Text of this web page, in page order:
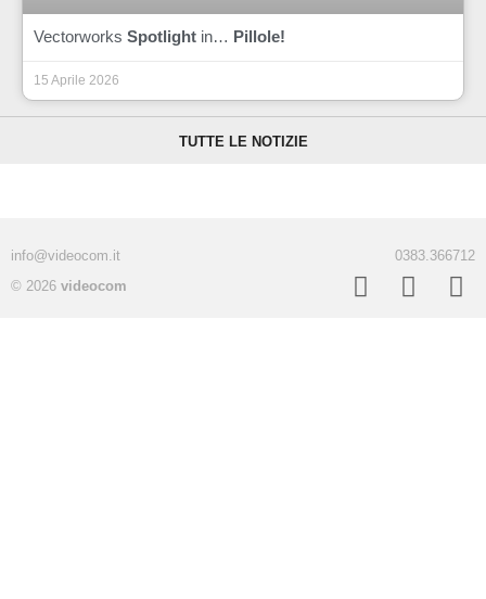
Vectorworks Spotlight in… Pillole!
15 Aprile 2026
TUTTE LE NOTIZIE
info@videocom.it
0383.366712
© 2026 videocom